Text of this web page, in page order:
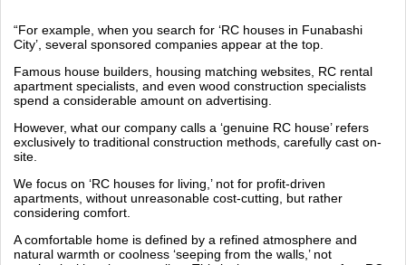
“For example, when you search for ‘RC houses in Funabashi
City’, several sponsored companies appear at the top.
Famous house builders, housing matching websites, RC rental
apartment specialists, and even wood construction specialists
spend a considerable amount on advertising.
However, what our company calls a ‘genuine RC house’ refers
exclusively to traditional construction methods, carefully cast on-
site.
We focus on ‘RC houses for living,’ not for profit-driven
apartments, without unreasonable cost-cutting, but rather
considering comfort.
A comfortable home is defined by a refined atmosphere and
natural warmth or coolness ‘seeping from the walls,’ not